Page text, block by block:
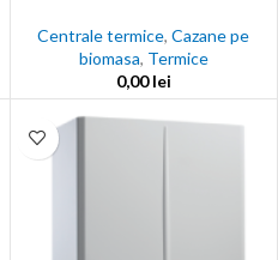
Centrale termice,Cazane pe
biomasa, Termice
0,00lei